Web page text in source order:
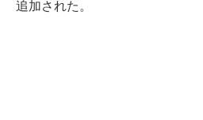
追加された。